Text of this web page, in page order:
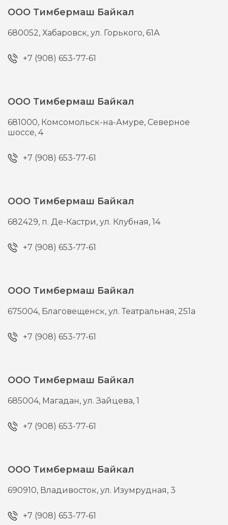
ООО Тимбермаш Байкал
680052,Хабаровск,ул. Горького, 61А
+7 (908) 653-77-61
ООО Тимбермаш Байкал
681000, Комсомольск-на-Амуре, Северное
шоссе, 4
+7 (908) 653-77-61
ООО Тимбермаш Байкал
682429, п. Де-Кастри,ул. Клубная, 14
+7 (908) 653-77-61
ООО Тимбермаш Байкал
675004, Благовещенск,ул. Театральная, 251а
+7 (908) 653-77-61
ООО Тимбермаш Байкал
685004, Магадан,ул. Зайцева, 1
+7 (908) 653-77-61
ООО Тимбермаш Байкал
690910, Владивосток,ул. Изумрудная, 3
+7 (908) 653-77-61